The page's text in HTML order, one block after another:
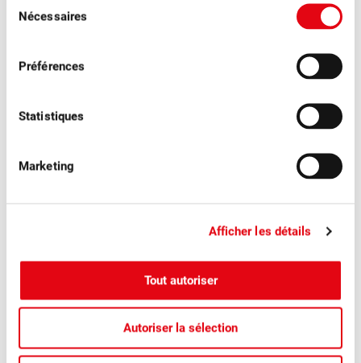
Nécessaires
Préférences
Statistiques
Marketing
Afficher les détails
Tout autoriser
Autoriser la sélection
Les pruneaux suisses pour voir la vie en
bleu